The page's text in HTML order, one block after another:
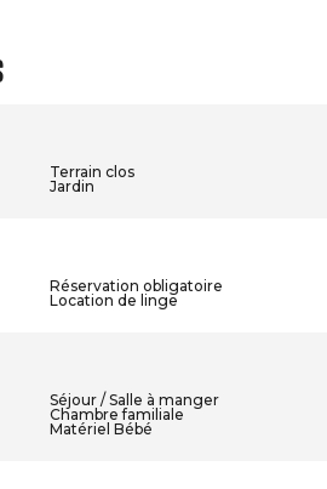
Terrain clos
Jardin
Réservation obligatoire
Location de linge
Séjour / Salle à manger
Chambre familiale
Matériel Bébé